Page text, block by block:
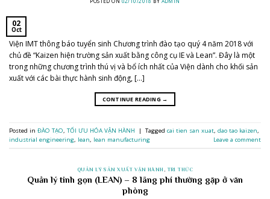
02
Oct
Viện IMT thông báo tuyển sinh Chương trình đào tạo quý 4 năm 2018 với
chủ đề “Kaizen hiện trường sản xuất bằng công cụ IE và Lean”. Đây là một
trong những chương trình thú vị và bổ ích nhất của Viện dành cho khối sản
xuất với các bài thực hành sinh động, […]
CONTINUE READING →
Posted in ĐÀO TẠO, TỐI ƯU HÓA VẬN HÀNH | Tagged cai tien san xuat, dao tao kaizen,
industrial engineering, lean, lean manufacturing Leave a comment
QUẢN LÝ SẢN XUẤT VẬN HÀNH TRI THỨC
Quản lý tinh gọn (LEAN) – 8 lãng phí thường gặp ở văn
phòng